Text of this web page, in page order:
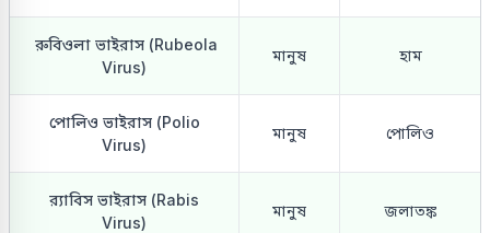
রুবিওলা ভাইরাস (Rubeola
Virus)
মানুষ হাম
পোলিও ভাইরাস (Polio
Virus)
মানুষ পোলিও
র‍্যাবিস ভাইরাস (Rabis
Virus)
মানুষ জলাতঙ্ক